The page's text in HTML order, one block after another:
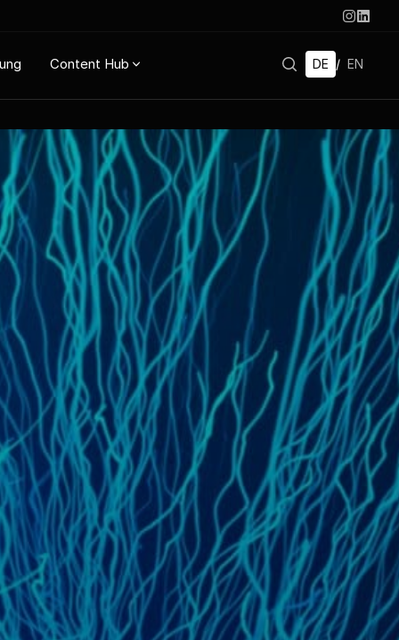
Content Hub DE / EN